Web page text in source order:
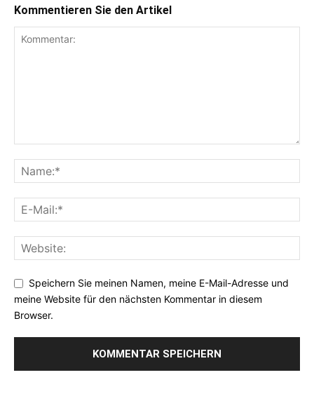
Kommentieren Sie den Artikel
Speichern Sie meinen Namen, meine E-Mail-Adresse und
meine Website für den nächsten Kommentar in diesem
Browser.